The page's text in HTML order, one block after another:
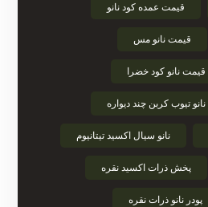
قیمت عمده کود نانو
قیمت نانو مس
قیمت نانو کود خضرا
نانو تیوب کربن چند دیواره
نانو سیال اکسید تیتانیوم
پخش ذرات اکسید نقره
پودر نانو ذرات نقره